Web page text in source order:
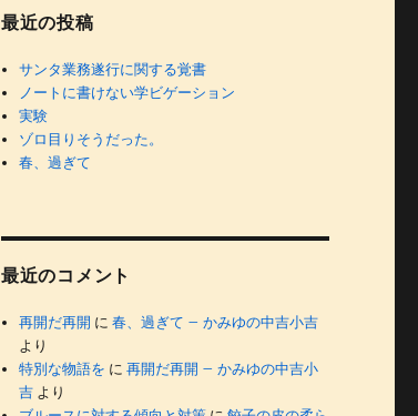
最近の投稿
サンタ業務遂行に関する覚書
ノートに書けない学ビゲーション
実験
ゾロ目りそうだった。
春、過ぎて
最近のコメント
再開だ再開 に春、過ぎて – かみゆの中吉小吉
より
特別な物語を に再開だ再開 – かみゆの中吉小
吉 より